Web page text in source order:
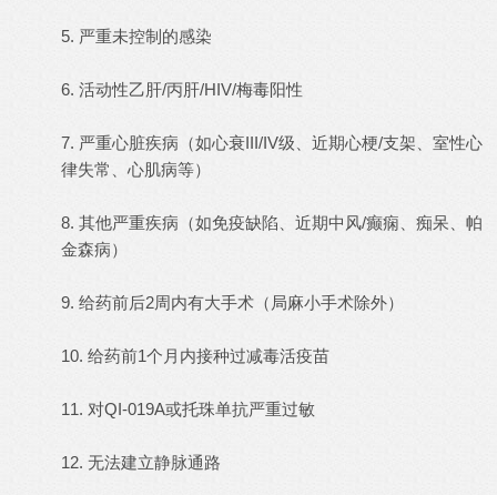
5. 严重未控制的感染
6. 活动性乙肝/丙肝/HIV/梅毒阳性
7. 严重心脏疾病（如心衰III/IV级、近期心梗/支架、室性心
律失常、心肌病等）
8. 其他严重疾病（如免疫缺陷、近期中风/癫痫、痴呆、帕
金森病）
9. 给药前后2周内有大手术（局麻小手术除外）
10. 给药前1个月内接种过减毒活疫苗
11. 对QI-019A或托珠单抗严重过敏
12. 无法建立静脉通路